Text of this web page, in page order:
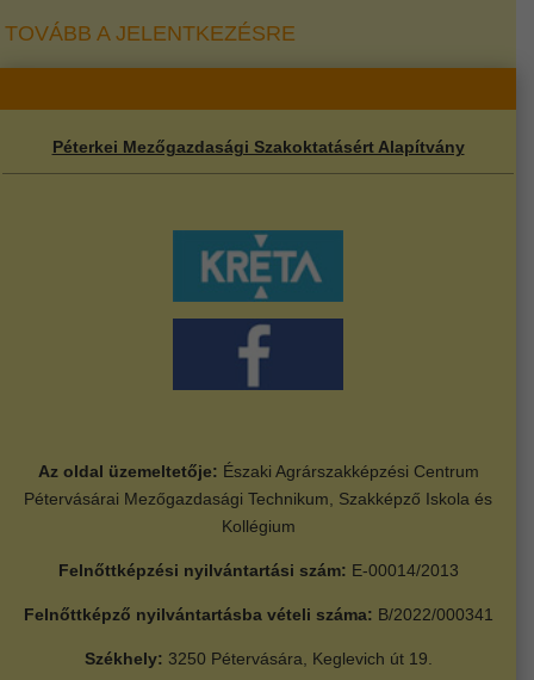
TOVÁBB A JELENTKEZÉSRE
Péterkei Mezőgazdasági Szakoktatásért Alapítvány
Az oldal üzemeltetője: Északi Agrárszakképzési Centrum
Pétervásárai Mezőgazdasági Technikum, Szakképző Iskola és
Kollégium
Felnőttképzési nyilvántartási szám: E-00014/2013
Felnőttképző nyilvántartásba vételi száma: B/2022/000341
Székhely: 3250 Pétervására, Keglevich út 19.